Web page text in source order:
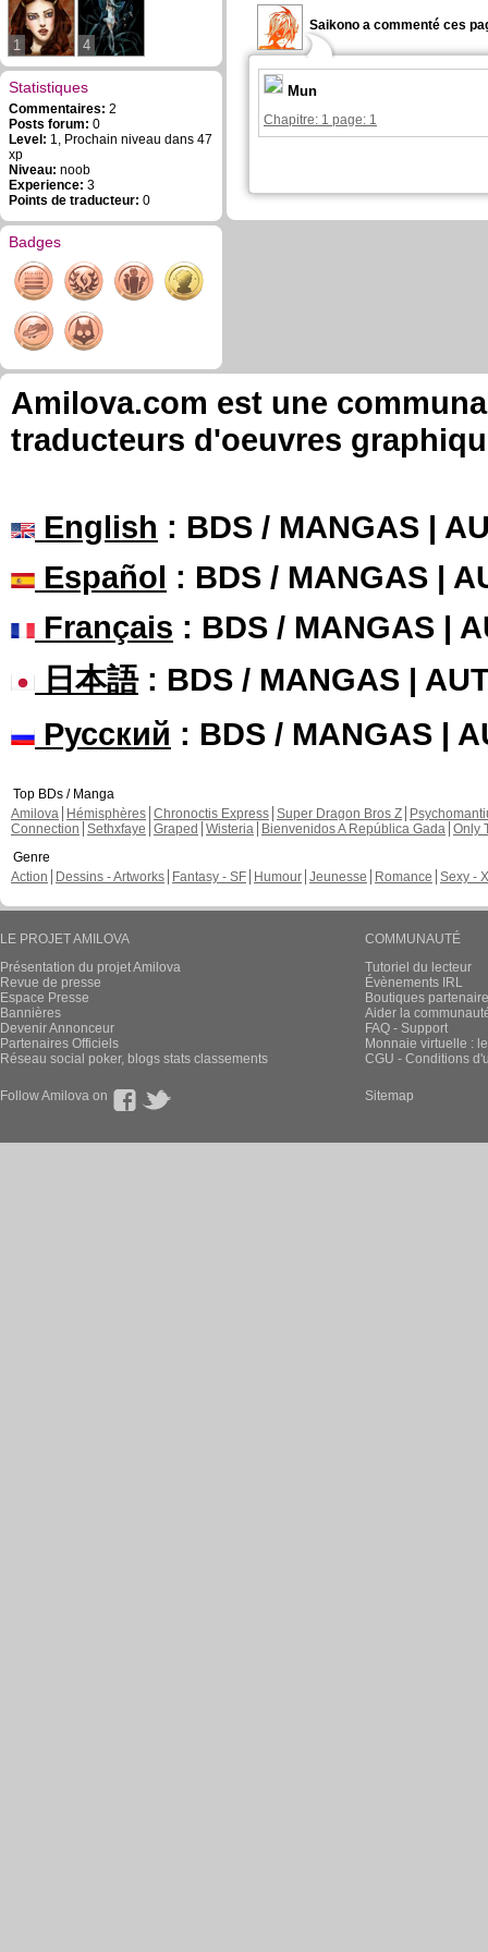
1 4
Statistiques
Commentaires: 2
Posts forum: 0
Level: 1, Prochain niveau dans 47
xp
Niveau: noob
Experience: 3
Points de traducteur: 0
Badges
Saikono a commenté ces
Mun
Chapitre: 1 page: 1
Amilova.com est une
traducteurs d'oeuvres
English : BDS / MANGAS |
Español : BDS / MANGAS |
Français : BDS / MANGAS |
日本語: BDS / MANGAS |
Русский : BDS / MANGAS |
Top BDs / Manga
Amilova
Hémisphères Chronoctis Express Super Dragon Bros Z
Connection Sethxfaye Graped Wisteria Bienvenidos A República Gada Only
Genre
Action
Dessins - Artworks Fantasy - SF Humour Jeunesse Romance Sexy -
LE PROJET AMILOVA
Présentation du projet Amilova
Revue de presse
Espace Presse
Bannières
Devenir Annonceur
Partenaires Officiels
Réseau social poker, blogs stats classements
COMMUNAUTÉ
Tutoriel du lecteur
Évènements IRL
Boutiques
Aider la
FAQ - Support
Monnaie virtuelle :
CGU - Conditions
Follow Amilova on Sitemap